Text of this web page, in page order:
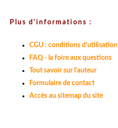
Plus d'informations :
CGU : conditions d'utilisation
FAQ - la foire aux questions
Tout savoir sur l'auteur
Formulaire de contact
Accès au sitemap du site